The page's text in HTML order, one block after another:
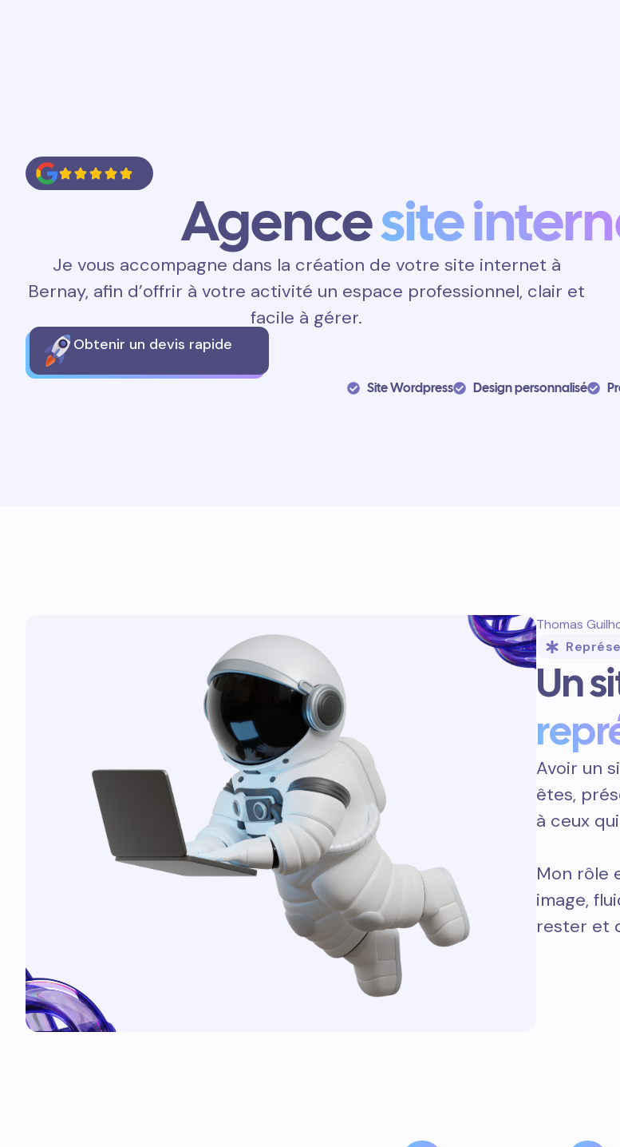
Agencesite
Je vous accompagne dans la création de votre site internet à
Bernay, afin d’offrir à votre activité un espace professionnel, clair et
facile à gérer.
Obtenir un devis rapide
Site Wordpress Design personnalisé
Thomas
Un
Avoir un
êtes,
à ceux
Mon rôle
image,
rester et